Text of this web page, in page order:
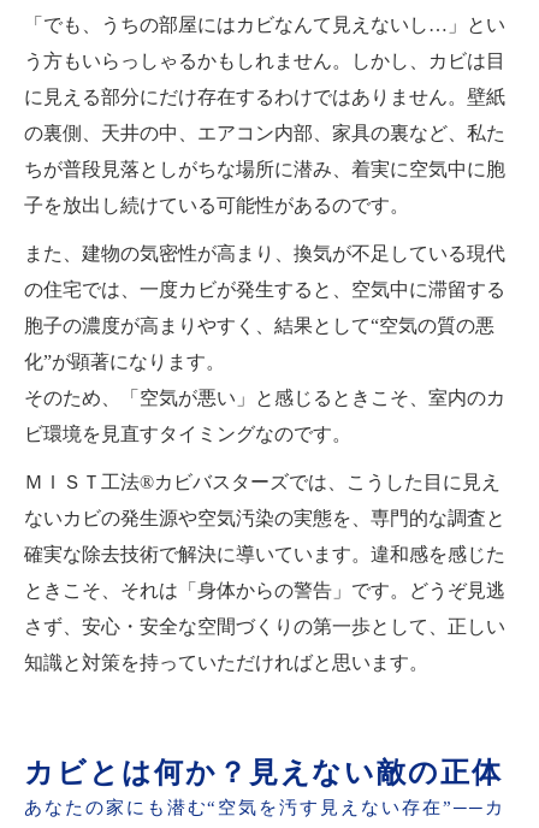
「でも、うちの部屋にはカビなんて見えないし…」とい
う方もいらっしゃるかもしれません。しかし、カビは目
に見える部分にだけ存在するわけではありません。壁紙
の裏側、天井の中、エアコン内部、家具の裏など、私た
ちが普段見落としがちな場所に潜み、着実に空気中に胞
子を放出し続けている可能性があるのです。
また、建物の気密性が高まり、換気が不足している現代
の住宅では、一度カビが発生すると、空気中に滞留する
胞子の濃度が高まりやすく、結果として“空気の質の悪
化”が顕著になります。
そのため、「空気が悪い」と感じるときこそ、室内のカ
ビ環境を見直すタイミングなのです。
ＭＩＳＴ工法®カビバスターズでは、こうした目に見え
ないカビの発生源や空気汚染の実態を、専門的な調査と
確実な除去技術で解決に導いています。違和感を感じた
ときこそ、それは「身体からの警告」です。どうぞ見逃
さず、安心・安全な空間づくりの第一歩として、正しい
知識と対策を持っていただければと思います。
カビとは何か？見えない敵の正体
あなたの家にも潜む“空気を汚す見えない存在”──カ